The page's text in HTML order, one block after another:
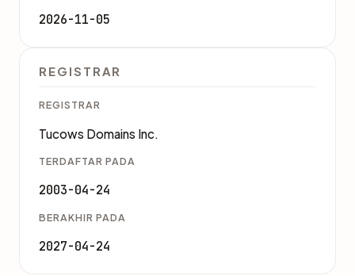
2026-11-05
REGISTRAR
REGISTRAR
Tucows Domains Inc.
TERDAFTAR PADA
2003-04-24
BERAKHIR PADA
2027-04-24